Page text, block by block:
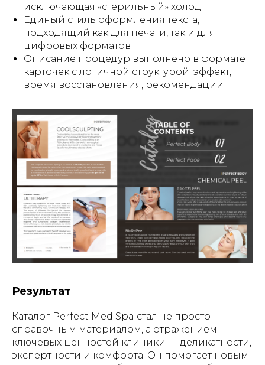
исключающая «стерильный» холод
Единый стиль оформления текста,
подходящий как для печати, так и для
цифровых форматов
Описание процедур выполнено в формате
карточек с логичной структурой: эффект,
время восстановления, рекомендации
Результат
Каталог Perfect Med Spa стал не просто
справочным материалом, а отражением
ключевых ценностей клиники — деликатности,
экспертности и комфорта. Он помогает новым